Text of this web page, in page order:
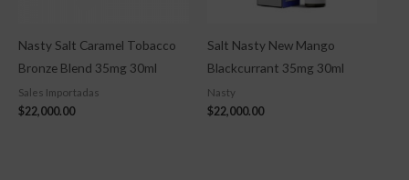
Nasty Salt Caramel Tobacco
Bronze Blend 35mg 30ml
Sales Importadas
$22,000.00
Salt Nasty New Mango
Blackcurrant 35mg 30ml
Nasty
$22,000.00